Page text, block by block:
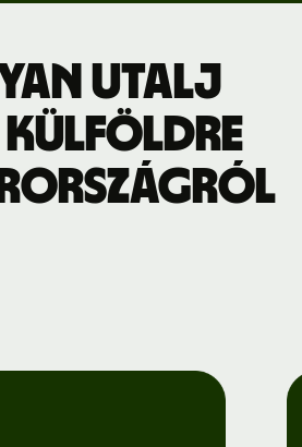
utalj
külföldre